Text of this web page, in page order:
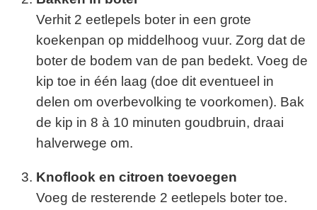
Verhit 2 eetlepels boter in een grote
koekenpan op middelhoog vuur. Zorg dat de
boter de bodem van de pan bedekt. Voeg de
kip toe in één laag (doe dit eventueel in
delen om overbevolking te voorkomen). Bak
de kip in 8 à 10 minuten goudbruin, draai
halverwege om.
Knoflook en citroen toevoegen
Voeg de resterende 2 eetlepels boter toe.